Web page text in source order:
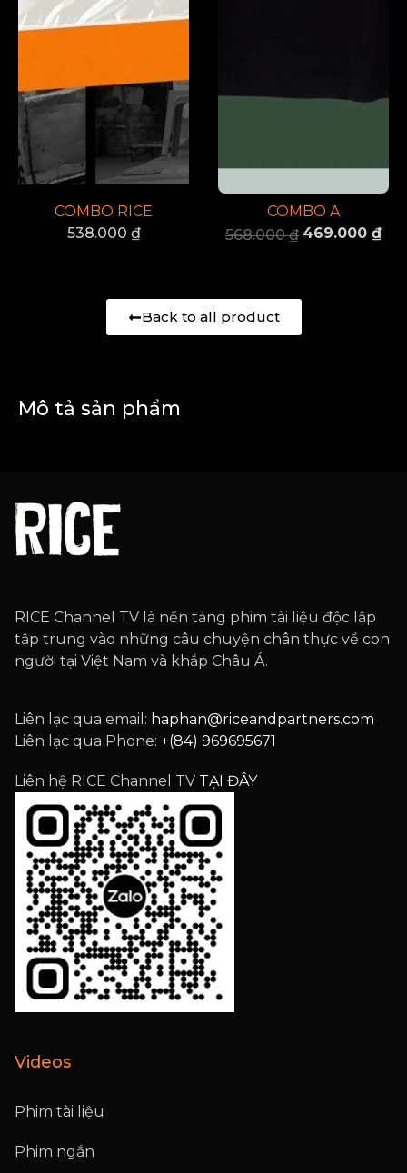
COMBO RICE
538.000 ₫
COMBO A
568.000₫ 469.000 ₫
Back to all product
Mô tả sản phẩm
RICE Channel TV là nền tảng phim tài liệu độc lập
tập trung vào những câu chuyện chân thực về con
người tại Việt Nam và khắp Châu Á.
Liên lạc qua email: haphan@riceandpartners.com
Liên lạc qua Phone: +(84) 969695671
Liên hệ RICE Channel TV TẠI ĐÂY
Videos
Phim tài liệu
Phim ngắn